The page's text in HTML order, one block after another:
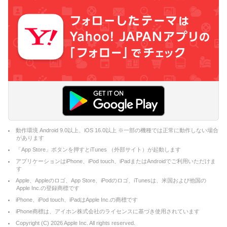
動作環境 Android 9.0以上、iOS 16.0以上 ※一部の機種では正常に動作しない場合
があります
「App Store」ボタンを押すとiTunes （外部サイト）が起動します
アプリケーションはiPhone、iPod touch、iPadまたはAndroidでご利用いただけま
す
Apple、Appleのロゴ、App Store、iPodのロゴ、iTunesは、米国および他国の
Apple Inc.の登録商標です
iPhone、iPod touch、iPadはApple Inc.の商標です
iPhone商標は、アイホン株式会社のライセンスに基づき使用されています
Copyright (C) 2026Apple Inc. All rights reserved.